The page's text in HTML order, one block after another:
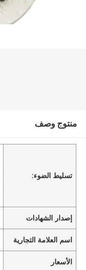
منتوج وصف
تسليط الضوء:
إصدار الشهادات
اسم العلامة التجارية
الأسعار